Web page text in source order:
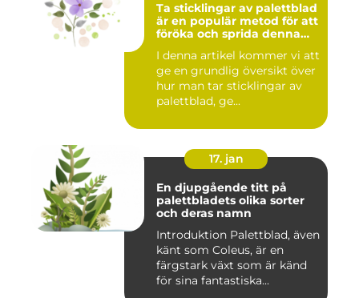
Ta sticklingar av palettblad
är en populär metod för att
föröka och sprida denna
I denna artikel kommer vi att
ge en grundlig översikt över
hur man tar sticklingar av
palettblad, ge...
17. jan
En djupgående titt på
palettbladets olika sorter
och deras namn
Introduktion Palettblad, även
känt som Coleus, är en
färgstark växt som är känd
för sina fantastiska...